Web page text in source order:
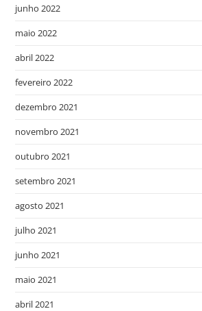
junho 2022
maio 2022
abril 2022
fevereiro 2022
dezembro 2021
novembro 2021
outubro 2021
setembro 2021
agosto 2021
julho 2021
junho 2021
maio 2021
abril 2021